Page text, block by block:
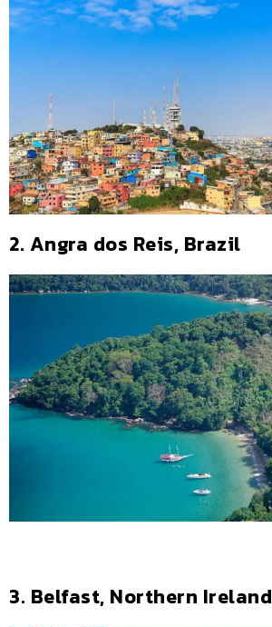
2. Angra dos Reis, Brazil
3. Belfast, Northern Ireland